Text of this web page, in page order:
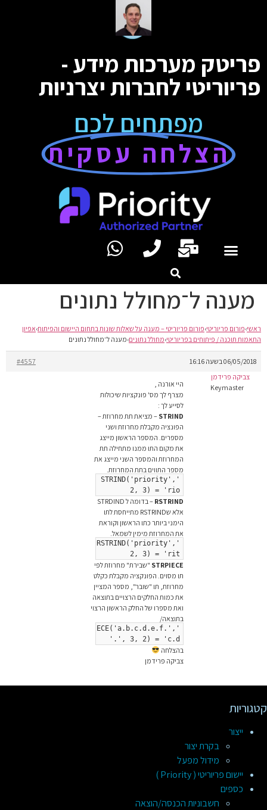
פריטק מערכות מידע -
פריוריטי לחברות יצרניות
מפתחים לכם
הצלחה עסקית
מענה ל־מחולל נתונים
ראשי›פורום פריוריטי›פורום פריוריטי – מענה על שאלות שונות בתחום היישום והפיתוח›אפיון
התאמות תוכנה / פיתוחים בפריוריטי›מחולל נתונים›מענה ל־מחולל נתונים
06/05/2018 בשעה 16:16
#4557
צביקה פרידמן
Keymaster
היי אורנה ,
מצרף לך מס' פונקציות שיכולות
לסייע לך :
STRIND – מציאת תת מחרוזת –
הפונציה מקבלת מחרוזת ושני
מספרים. המספר הראשון מייצג
את מקום התו ממנו מתחילה תת
המחרוזת והמספר השני מייצג את
מספר התווים בתת המחרוזת.
'STRIND('priority',
2, 3) = 'rio
RSTRIND
– בדומה ל STRDIND
אלא שRSTRIND מתייחסת לתו
הימני ביותר כתו הראשון וקוראת
את המחרוזת מימין לשמאל.
'RSTRIND('priority',
2, 3) = 'rit
STRPIECE "שבירת" מחרוזת לפי
תו מסוים. הפונקציה מקבלת כקלט
מחרוזת, תו "שובר", מספר המציין
את כמות החלקים הרצויים בתוצאה
ואת מספרו של החלק הראשון הרצוי
בתוצאה/
'STRPIECE('a.b.c.d.e.f.',
'.', 3, 2) = 'c.d
בהצלחה
צביקה פרידמן
קטגוריות
ייצור
בקרת יצור
מידול מפעל
יישום פריוריטי ( Priority )
כספים
חשבוניות הכנסה/הוצאה